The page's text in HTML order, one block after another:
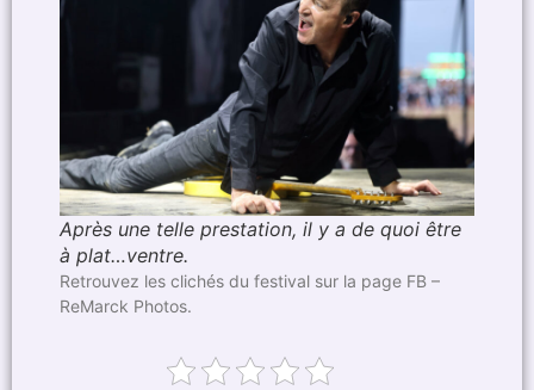
Après une telle prestation, il y a de quoi être
à plat…ventre.
Retrouvez les clichés du festival sur la page FB –
ReMarck Photos.